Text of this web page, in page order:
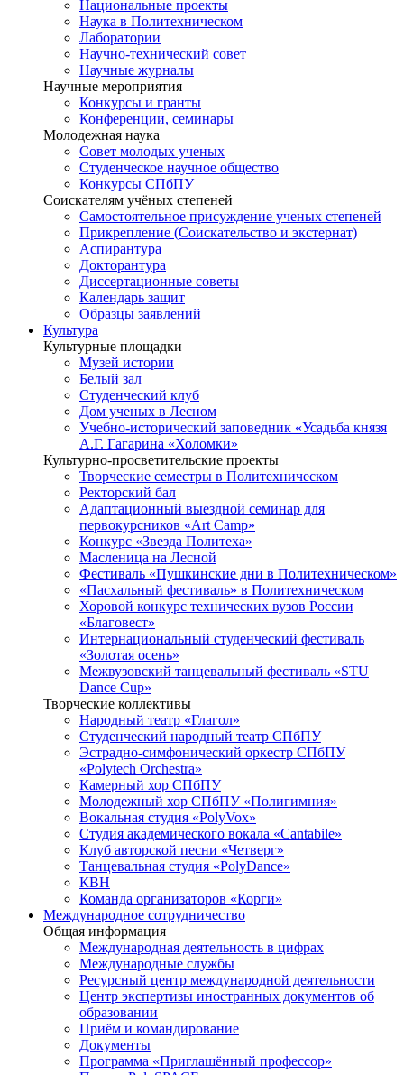
Национальные проекты
Наука в Политехническом
Лаборатории
Научно-технический совет
Научные журналы
Научные мероприятия
Конкурсы и гранты
Конференции, семинары
Молодежная наука
Совет молодых ученых
Студенческое научное общество
Конкурсы СПбПУ
Соискателям учёных степеней
Самостоятельное присуждение ученых степеней
Прикрепление (Соискательство и экстернат)
Аспирантура
Докторантура
Диссертационные советы
Календарь защит
Образцы заявлений
Культура
Культурные площадки
Музей истории
Белый зал
Студенческий клуб
Дом ученых в Лесном
Учебно-исторический заповедник «Усадьба князя
А.Г. Гагарина «Холомки»
Культурно-просветительские проекты
Творческие семестры в Политехническом
Ректорский бал
Адаптационный выездной семинар для
первокурсников «Art Camp»
Конкурс «Звезда Политеха»
Масленица на Лесной
Фестиваль «Пушкинские дни в Политехническом»
«Пасхальный фестиваль» в Политехническом
Хоровой конкурс технических вузов России
«Благовест»
Интернациональный студенческий фестиваль
«Золотая осень»
Межвузовский танцевальный фестиваль «STU
Dance Cup»
Творческие коллективы
Народный театр «Глагол»
Студенческий народный театр СПбПУ
Эстрадно-симфонический оркестр СПбПУ
«Polytech Orchestra»
Камерный хор СПбПУ
Молодежный хор СПбПУ «Полигимния»
Вокальная студия «PolyVox»
Студия академического вокала «Cantabile»
Клуб авторской песни «Четверг»
Танцевальная студия «PolyDance»
КВН
Команда организаторов «Корги»
Международное сотрудничество
Общая информация
Международная деятельность в цифрах
Международные службы
Ресурсный центр международной деятельности
Центр экспертизы иностранных документов об
образовании
Приём и командирование
Документы
Программа «Приглашённый профессор»